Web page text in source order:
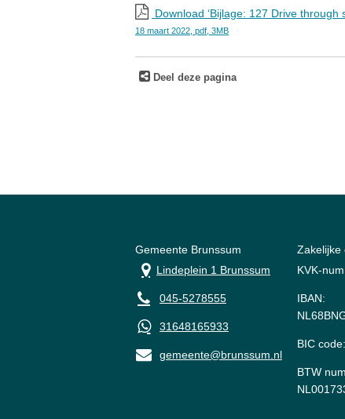
Download ‘Bijlage: 127 Drive
18 maart 2022, pdf , 3MB
Deel deze pagina
Gemeente Brunssum
Lindeplein 1 Brunssum
045-5278555
31648165933
gemeente@brunssum.nl
Zakelijke
KVK-
IBAN:
BIC
BTW